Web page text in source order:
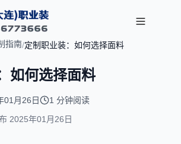
指南/定制职业装：如何选择面料
如何选择面料
01月26日
1 分钟阅读
2025年01月26日